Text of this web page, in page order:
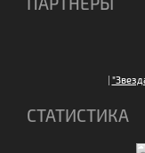
|
СТАТИСТИКА